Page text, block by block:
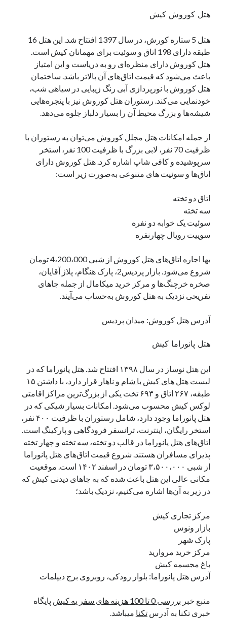
هتل کوروش کیش
هتل 5 ستاره کورش، در سال 1397 افتتاح شد. این هتل 16
طبقه دارای 198 اتاق و سوئیت برای مهمانان کیش است.
هتل کوروش دارای منظره‌ای رو به دریاست و این امتیاز
باعث می‌شود که قیمت اتاق‌های آن بالاتر باشد. ساختمان
هتل کوروش با نورپردازی آبی رنگ زیبایی در سیاهی شب،
خودنمایی می‌کند. رستوران هتل کوروش نیز با پنجره‌هایی
شیشه‌ها و بزرگ محیط آن را بسیار دلباز جلوه می‌دهد.
از جمله امکانات هتل مجلل کوروش می‌توان به رستوران با
ظرفیت 70 نفر، لابی بزرگ با ظرفیت 100 نفر، استخر
سرپوشیده و کافی‌ شاپ اشاره کرد. هتل کوروش دارای
اتاق‌ها و سوئیت های متنوعی به‌صورت زیر است:
اتاق دو تخته
سه تخته
سوئیت یک خوابه دو نفره
سوییت رویال چهارنفره
بها اجاره اتاق‌های هتل کوروش از شبی 4،200،000 تومان
شروع می‌شود. بازار پردیس2، پارک هنگام، پلاژ آقایان،
صخره خرچنگ‌ها و مرکز خرید میکامال از جمله جاهای
تفریحی نزدیک به هتل کوروش به‌حساب می‌آیند.
آدرس هتل کوروش: میدان پردیس
هتل پانوراما کیش
این هتل نوساز در سال ۱۳۹۸ افتتاح شد. هتل پانوراما که در
لیستهتل های کیش با شام و ناهار
قرار دارد، با داشتن ۱۵
طبقه، ۲۶۷ اتاق و ۶۹۳ تخت یکی از بزرگ‌ترین مراکز اقامتی
لوکس کیش محسوب می‌شود. امکانات بسیار شیکی که در
هتل پانوراما وجود دارد، شامل رستوران با ظرفیت ۴۰۰ نفر،
استخر رایگان، اینترنت، ترانسفر فرودگاهی و پارکینگ است.
اتاق‌های هتل پانوراما در قالب دو تخته، سه تخته و چهار تخته
پذیرای مسافران هستند. شروع قیمت اتاق‌های هتل پانوراما
از شبی ۳،۵۰۰،۰۰۰ تومان در اسفند ۱۴۰۲ است. موقعیت
مکانی عالی این هتل باعث شده که به جاهای دیدنی کیش که
در زیر به آن‌ها اشاره می‌کنیم، نزدیک باشد؛
مرکز تجاری کیش
بازار ونوس
پارک شهر
مرکز خرید مروارید
باغ مجسمه کیش
آدرس هتل پانوراما: بلوار رودکی، روبروی برج دیپلمات
منبع خبر بررسی 0 تا 100 هزینه های سفر به کیش
پایگاه
خبری تکنا به آدرستکنا میباشد.